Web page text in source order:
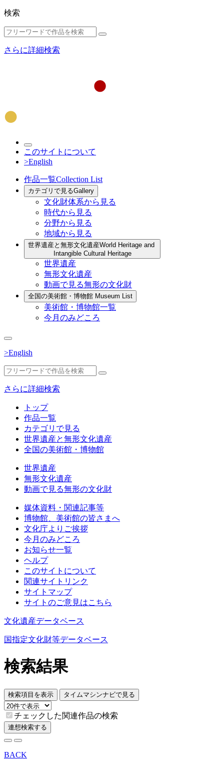
検索
さらに詳細検索
このサイトについて
>English
作品一覧Collection List
カテゴリで見るGallery
文化財体系から見る
時代から見る
分野から見る
地域から見る
世界遺産と無形文化遺産World Heritage and
Intangible Cultural Heritage
世界遺産
無形文化遺産
動画で見る無形の文化財
全国の美術館・博物館 Museum List
美術館・博物館一覧
今月のみどころ
>English
さらに詳細検索
トップ
作品一覧
カテゴリで見る
世界遺産と無形文化遺産
全国の美術館・博物館
世界遺産
無形文化遺産
動画で見る無形の文化財
媒体資料・関連記事等
博物館、美術館の皆さまへ
文化庁よりご挨拶
今月のみどころ
お知らせ一覧
ヘルプ
このサイトについて
関連サイトリンク
サイトマップ
サイトのご意見はこちら
文化遺産データベース
国指定文化財等データベース
検索結果
検索項目を表示 タイムマシンナビで見る
チェックした関連作品の検索
連想検索する
BACK